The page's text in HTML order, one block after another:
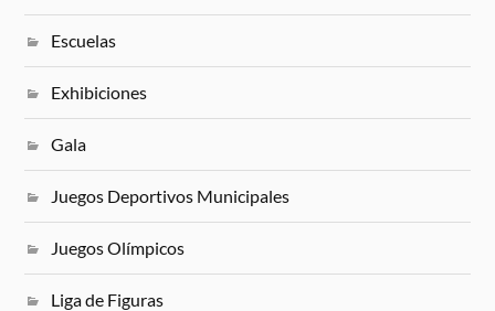
Escuelas
Exhibiciones
Gala
Juegos Deportivos Municipales
Juegos Olímpicos
Liga de Figuras